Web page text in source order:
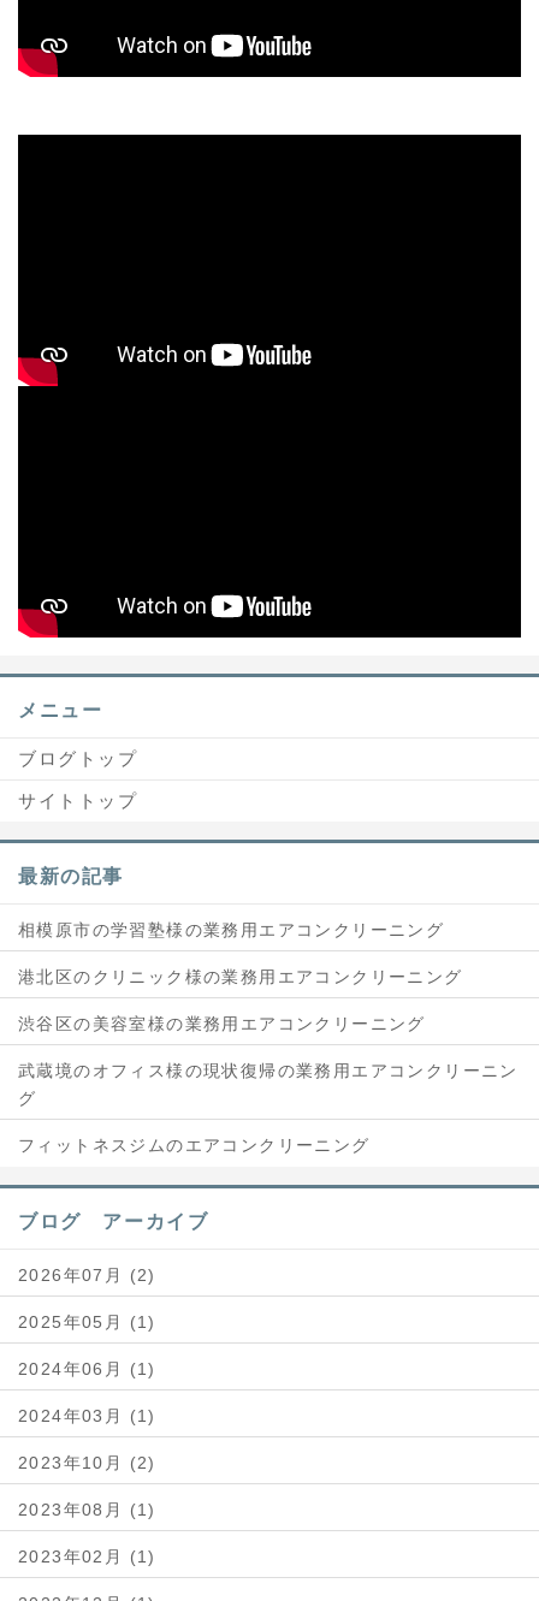
メニュー
ブログトップ
サイトトップ
最新の記事
相模原市の学習塾様の業務用エアコンクリーニング
港北区のクリニック様の業務用エアコンクリーニング
渋谷区の美容室様の業務用エアコンクリーニング
武蔵境のオフィス様の現状復帰の業務用エアコンクリーニン
グ
フィットネスジムのエアコンクリーニング
ブログ アーカイブ
2026年07月 (2)
2025年05月 (1)
2024年06月 (1)
2024年03月 (1)
2023年10月 (2)
2023年08月 (1)
2023年02月 (1)